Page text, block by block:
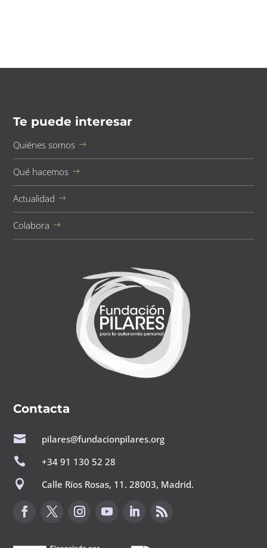
Te puede interesar
Quiénes somos
Qué hacemos
Actualidad
Colabora
Contacta

pilares@fundacionpilares.org

+34 91 130 52 28

Calle Ríos Rosas, 11. 28003, Madrid.